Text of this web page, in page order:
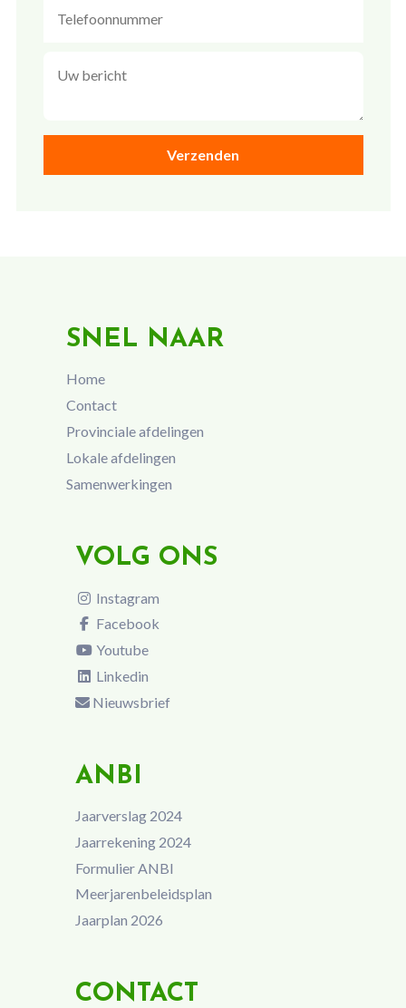
SNEL NAAR
Home
Contact
Provinciale afdelingen
Lokale afdelingen
Samenwerkingen
VOLG ONS
Instagram
Facebook
Youtube
Linkedin
Nieuwsbrief
ANBI
Jaarverslag 2024
Jaarrekening 2024
Formulier ANBI
Meerjarenbeleidsplan
Jaarplan 2026
CONTACT